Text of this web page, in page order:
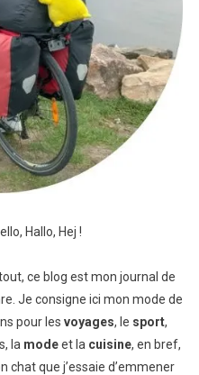
Hallo, Hej !
ce blog est mon journal de
Je consigne ici mon mode de
pour les voyages, le sport,
la modeet la cuisine, en bref,
chat que j’essaie d’emmener